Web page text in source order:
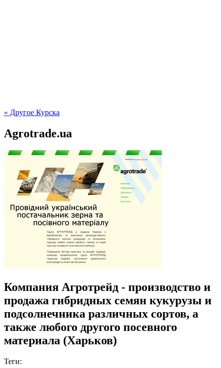
« Другое Курска
Agrotrade.ua
Компания Агротрейд - производство и
продажа гибридных семян кукурузы и
подсолнечника различных сортов, а
также любого другого посевного
материала (Харьков)
Теги: